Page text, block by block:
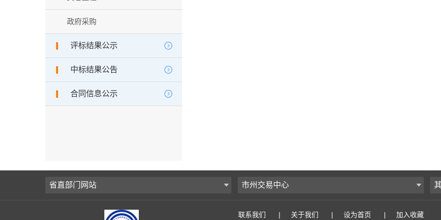
政府采购
评标结果公示
中标结果公告
合同信息公示
省直部门网站 市州交易中心
联系我们 | 关于我们 | 设为首页 | 加入收藏